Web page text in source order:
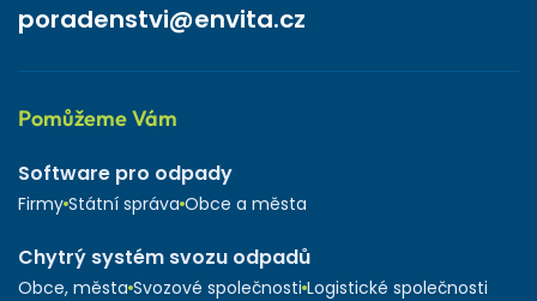
poradenstvi@envita.cz
Pomůžeme Vám
Software pro odpady
Firmy Státní správa Obce a města
Chytrý systém svozu odpadů
Obce, města Svozové společnosti Logistické společnosti